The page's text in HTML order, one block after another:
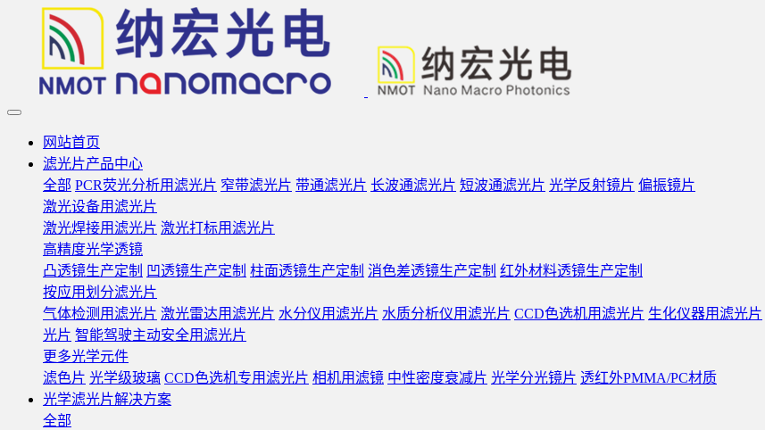
网站首页
滤光片产品中心
全部 PCR荧光分析用滤光片 窄带滤光片 带通滤光片 长波通滤光片 短波通滤光片 光学反射镜片 偏振镜片
激光设备用滤光片
激光焊接用滤光片 激光打标用滤光片
高精度光学透镜
凸透镜生产定制 凹透镜生产定制 柱面透镜生产定制 消色差透镜生产定制 红外材料透镜生产定制
按应用划分滤光片
气体检测用滤光片 激光雷达用滤光片 水分仪用滤光片 水质分析仪用滤光片 CCD色选机用滤光片 生化仪器用滤光片
光片 智能驾驶主动安全用滤光片
更多光学元件
滤色片 光学级玻璃 CCD色选机专用滤光片 相机用滤镜 中性密度衰减片 光学分光镜片 透红外PMMA/PC材质
光学滤光片解决方案
全部